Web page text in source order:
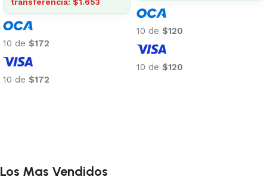
transferencia: $1.653
10 de $172
10 de $172
10 de $120
10 de $120
Los Mas Vendidos